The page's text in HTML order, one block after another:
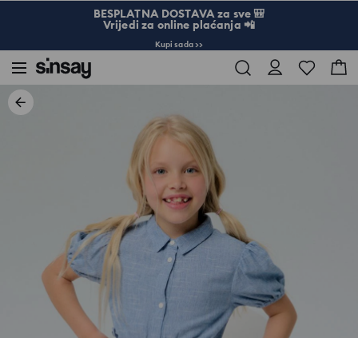
BESPLATNA DOSTAVA za sve 🎒
Vrijedi za online plaćanja 📲
Kupi sada >>